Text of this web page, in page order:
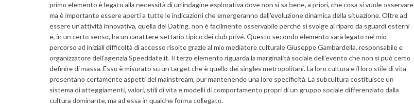
primo elemento è legato alla necessità di un’indagine esplorativa dove non si sa bene, a priori, che cosa si vuole osservare
ma è importante essere aperti a tutte le indicazioni che emergeranno dall'evoluzione dinamica della situazione. Oltre ad
essere un’attività innovativa, quella del Dating, non è facilmente osservabile perché si svolge al riparo da sguardi esterni
e, in un certo senso, ha un carattere settario tipico dei club privé. Questo secondo elemento sarà legato nel mio
percorso ad iniziali difficoltà di accesso risolte grazie al mio mediatore culturale Giuseppe Gambardella, responsabile e
organizzatore dell’agenzia Speeddate.it. Il terzo elemento riguarda la marginalità sociale dell’evento che non si può certo
definire di massa. Esso è misurato su un target che è quello dei singles metropolitani. La loro cultura e il loro stile di vita
presentano certamente aspetti del mainstream, pur mantenendo una loro specificità. La subcultura costituisce un
sistema di atteggiamenti, valori, stili di vita e modelli di comportamento propri di un gruppo sociale differenziato dalla
cultura dominante, ma ad essa in qualche forma collegato.